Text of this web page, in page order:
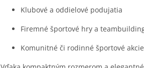
Klubové a oddielové podujatia
Firemné športové hry a
Komunitné či rodinné športové akcie